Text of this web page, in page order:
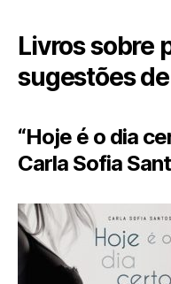
Livros sobre
sugestões
“Hoje é o dia
Carla Sofia